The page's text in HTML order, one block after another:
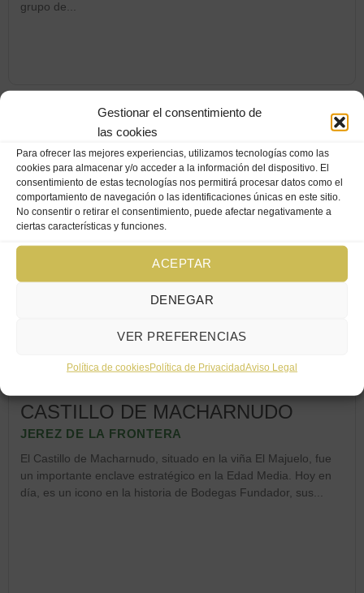
Gestionar el consentimiento de
las cookies
Para ofrecer las mejores experiencias, utilizamos tecnologías como las
cookies para almacenar y/o acceder a la información del dispositivo. El
consentimiento de estas tecnologías nos permitirá procesar datos como el
comportamiento de navegación o las identificaciones únicas en este sitio.
No consentir o retirar el consentimiento, puede afectar negativamente a
ciertas características y funciones.
ACEPTAR
DENEGAR
VER PREFERENCIAS
Política de cookiesPolítica de PrivacidadAviso Legal
grupo de...
CASTILLO DE MACHARNUDO
JEREZ DE LA FRONTERA
El Castillo de Macharnudo, situado en la viña El Majuelo, fue
un importante enclave estratégico en la Edad Media. Hoy en
día, es un icono en la historia de Bodegas Fundador, sus...